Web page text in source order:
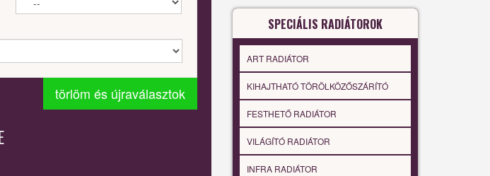
törlöm és újraválasztok
SPECIÁLIS RADIÁTOROK
ART RADIÁTOR
KIHAJTHATÓ TÖRÖLKÖZŐSZÁRÍTÓ
FESTHETŐ RADIÁTOR
VILÁGÍTÓ RADIÁTOR
INFRA RADIÁTOR